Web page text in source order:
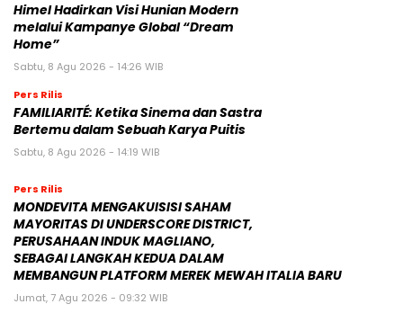
Himel Hadirkan Visi Hunian Modern
melalui Kampanye Global “Dream
Home”
Sabtu, 8 Agu 2026 - 14:26 WIB
Pers Rilis
FAMILIARITÉ: Ketika Sinema dan Sastra
Bertemu dalam Sebuah Karya Puitis
Sabtu, 8 Agu 2026 - 14:19 WIB
Pers Rilis
MONDEVITA MENGAKUISISI SAHAM
MAYORITAS DI UNDERSCORE DISTRICT,
PERUSAHAAN INDUK MAGLIANO,
SEBAGAI LANGKAH KEDUA DALAM
MEMBANGUN PLATFORM MEREK MEWAH ITALIA BARU
Jumat, 7 Agu 2026 - 09:32 WIB